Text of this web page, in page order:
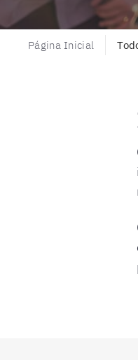
Página Inicial